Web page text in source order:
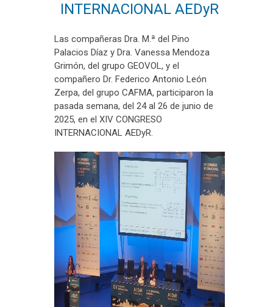
INTERNACIONAL AEDyR
Las compañeras Dra. M.ª del Pino
Palacios Díaz y Dra. Vanessa Mendoza
Grimón, del grupo GEOVOL, y el
compañero Dr. Federico Antonio León
Zerpa, del grupo CAFMA, participaron la
pasada semana, del 24 al 26 de junio de
2025, en el XIV CONGRESO
INTERNACIONAL AEDyR.